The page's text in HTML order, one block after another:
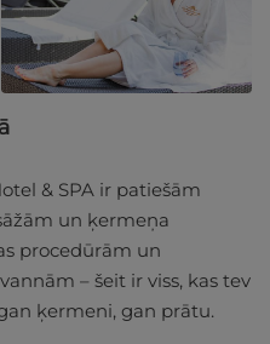
& SPA ir patiešām
un ķermeņa
procedūrām un
– šeit ir viss, kas tev
ķermeni, gan prātu.